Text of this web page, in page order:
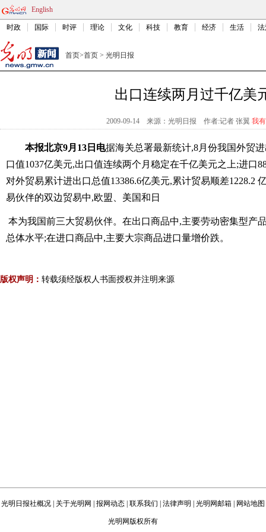
English
时政 国际 时评 理论 文化 科技 教育 经济 生活
首页>首页 > 光明日报
出口连续两月过千亿美
2009-09-14 来源：光明日报 作者:记者 张翼 我
本报北京9月13日电据海关总署最新统计,8月份我国外贸
口值1037亿美元,出口值连续两个月稳定在千亿美元之上;进口
对外贸易累计进出口总值13386.6亿美元,累计贸易顺差1228.2
易伙伴的双边贸易中,欧盟、美国和日
本为我国前三大贸易伙伴。在出口商品中,主要劳动密集型产
总体水平;在进口商品中,主要大宗商品进口量增价跌。
版权声明： 转载须经版权人书面授权并注明来源
光明日报社概况 关于光明网 报网动态 联系我们 法律声明 光明网邮箱 网站地图
光明网版权所有